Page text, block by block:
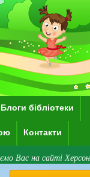
Блоги бібліотеки
Контакти
обласної